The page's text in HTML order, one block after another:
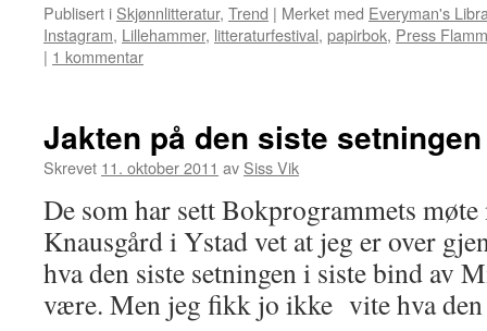
Publisert i Skjønnlitteratur, Trend | Merket med Everyman's
Instagram, Lillehammer, litteraturfestival, papirbok, Press
| 1 kommentar
Jakten på den siste setningen
Skrevet 11. oktober 2011 av Siss Vik
De som har sett Bokprogrammets
Knausgård i Ystad vet at jeg er over
hva den siste setningen i siste bind av
være. Men jeg fikk jo ikke vite hva